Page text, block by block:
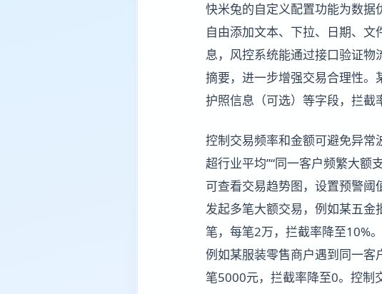
快米兔的自定义配置功能为数
自由添加文本、下拉、日期、文
息，风控系统能通过接口验证物
摘要，进一步增强交易合理性。
护照信息（可选）等字段，拦截
控制交易频率和金额可避免异常
超行业平均”“同一客户频繁大额
可查看交易趋势图，设置预警
发起多笔大额交易，例如某五
笔，每笔2万，拦截率降至10%
例如某服装零售商户遇到同一
笔5000元，拦截率降至0。控制